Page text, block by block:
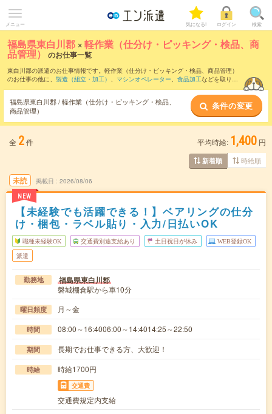
メニュー 気になる! ログイン 検索
福島県東白川郡 ×軽作業（仕分け・ピッキング・検品、商
品管理） のお仕事一覧
東白川郡の派遣のお仕事情報です。軽作業（仕分け・ピッキング・検品、商品管理）
のお仕事の他に、 製造（組立・加工） 、 マシンオペレーター、 食品加工などを取り揃
軽作業（仕分け・ピッキング・検品、商品管
理）のお仕事とは？とは？
福島県東白川郡 / 軽作業（仕分け・ピッキング・検品、
商品管理）
条件の変更
全 2件 平均時給: 1,400 円
新着順 時給順
未読
NEW
掲載日 2026/08/06
【未経験でも活躍できる！】ベアリングの仕分
け・梱包・ラベル貼り・入力/日払いOK
職種未経験OK 交通費別途支給あり 土日祝日が休み WEB登録OK
派遣
勤務地 福島県東白川郡
磐城棚倉駅から車10分
曜日頻度 月～金
時間 08:00～16:4006:00～14:4014:25～22:50
期間 長期でお仕事できる方、大歓迎！
時給 時給1700円
交通費
交通費規定内支給